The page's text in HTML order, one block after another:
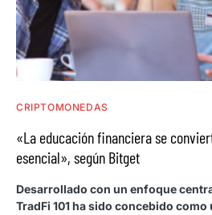
CRIPTOMONEDAS
«La educación financiera se
esencial», según Bitget
Desarrollado con un enfoque
TradFi 101 ha sido concebido